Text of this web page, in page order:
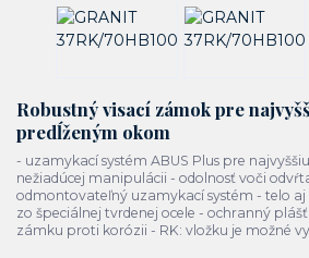
Robustný visací zámok pre
predĺženým okom
- uzamykací systém ABUS Plus pre
nežiadúcej manipulácii - odolnosť voči
odmontovateľný uzamykací systém - telo
zo špeciálnej tvrdenej ocele - ochranný
zámku proti korózii - RK: vložku je možné